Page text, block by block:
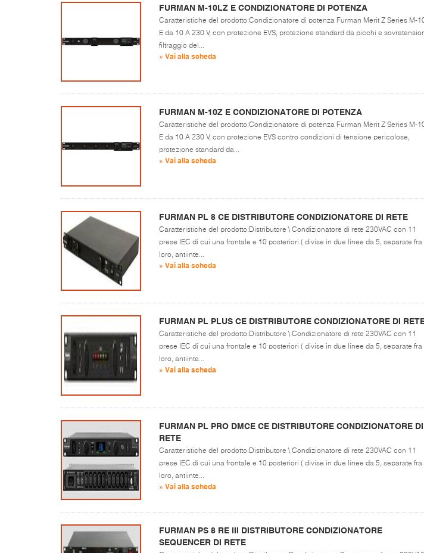
FURMAN M-10LZ E CONDIZIONATORE DI POTENZA
Caratteristiche del prodotto:Condizionatore di potenza Furman Merit Z Series M-
E da 10 A 230 V, con protezione EVS, protezione standard da picchi e
filtraggio del...
» Vai alla scheda
FURMAN M-10Z E CONDIZIONATORE DI POTENZA
Caratteristiche del prodotto:Condizionatore di potenza Furman Merit Z Series M-
E da 10 A 230 V, con protezione EVS contro condizioni di tensione pericolose,
protezione standard da...
» Vai alla scheda
FURMAN PL 8 CE DISTRIBUTORE CONDIZIONATORE DI RETE
Caratteristiche del prodotto:Distributore \ Condizionatore di rete 230VAC con 11
prese IEC di cui una frontale e 10 posteriori ( divise in due linee da 5, separate fra
loro, antiinte...
» Vai alla scheda
FURMAN PL PLUS CE DISTRIBUTORE CONDIZIONATORE DI
Caratteristiche del prodotto:Distributore \ Condizionatore di rete 230VAC con 11
prese IEC di cui una frontale e 10 posteriori ( divise in due linee da 5, separate fra
loro, antiinte...
» Vai alla scheda
FURMAN PL PRO DMCE CE DISTRIBUTORE CONDIZIONATORE DI
RETE
Caratteristiche del prodotto:Distributore \ Condizionatore di rete 230VAC con 11
prese IEC di cui una frontale e 10 posteriori ( divise in due linee da 5, separate fra
loro, antiinte...
» Vai alla scheda
FURMAN PS 8 RE III DISTRIBUTORE CONDIZIONATORE
SEQUENCER DI RETE